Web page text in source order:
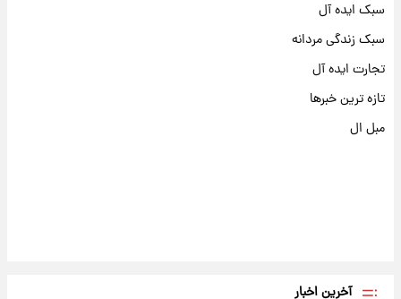
سبک ایده آل
سبک زندگی مردانه
تجارت ایده آل
تازه ترین خبرها
مبل ال
آخرین اخبار